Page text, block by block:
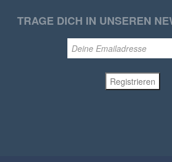
TRAGE DICH IN UNSEREN